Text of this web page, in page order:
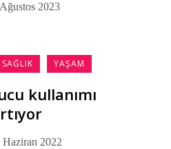
2023
SAĞLIK YAŞAM
kullanımı
Haziran 2022